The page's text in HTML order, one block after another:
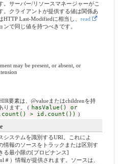
。サーバー/リソースマネージャーがこ
。クライアントが提供する値は関係あ
HTTP Last-Modifiedに相当し、 read
ンで同じ値を持つべきです。
may be present, or absent, or
要素は、@valueまたはchildrenを持
ります。 ( hasValue() or
> id.count()) )
システムを識別するURI。これによ
情報のソースをトラックまたは区別す
る最小限の[プロビナンス]
＃）情報が提供されます。ソースは、